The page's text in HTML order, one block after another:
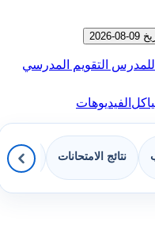
التقويم المدرسي
الفيديوهات
نتائج الامتحانات